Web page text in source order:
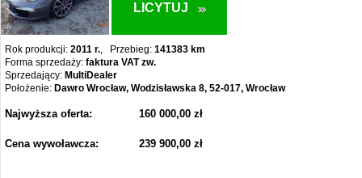
LICYTUJ
Rok produkcji:2011 r., Przebieg:141383 km
Forma sprzedaży:faktura VAT zw.
Sprzedający: MultiDealer
Położenie: Dawro Wrocław, Wodzisławska 8, 52-017, Wrocław
Najwyższa oferta: 160 000,00 zł
Cena wywoławcza: 239 900,00 zł